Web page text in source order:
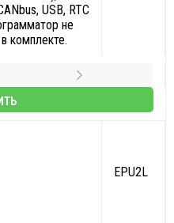
USB, RTC
не
комплекте.
EPU2L